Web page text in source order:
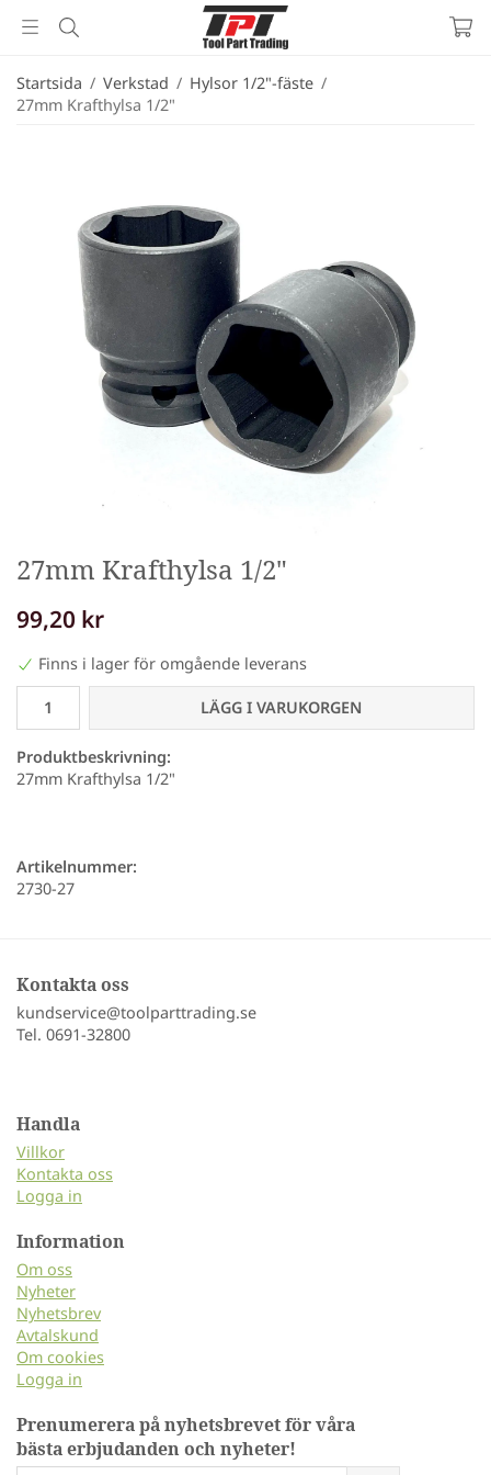
Startsida / Verkstad / Hylsor 1/2"-fäste /
27mm Krafthylsa 1/2"
27mm Krafthylsa 1/2"
99,20 kr
Finns i lager för omgående leverans
LÄGG I VARUKORGEN
Produktbeskrivning:
27mm Krafthylsa 1/2"
Artikelnummer:
2730-27
Kontakta oss
kundservice@toolparttrading.se
Tel. 0691-32800
Handla
Villkor
Kontakta oss
Logga in
Information
Om oss
Nyheter
Nyhetsbrev
Avtalskund
Om cookies
Logga in
Prenumerera på nyhetsbrevet för våra
bästa erbjudanden och nyheter!